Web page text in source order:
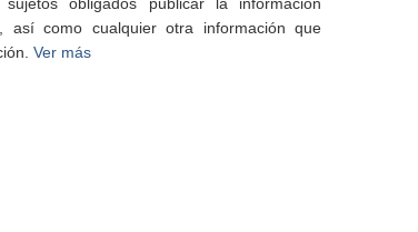
así como cualquier otra información que
Ver más